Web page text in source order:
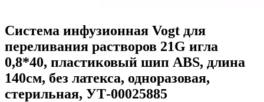
Система инфузионная Vogt для
переливания растворов 21G игла
0,8*40, пластиковый шип ABS, длина
140см, без латекса, одноразовая,
стерильная, УТ-00025885